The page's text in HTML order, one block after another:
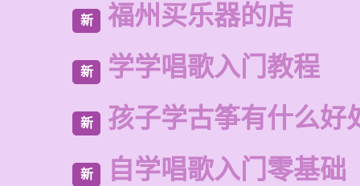
新 福州买乐器的店
新 学学唱歌入门教程
新 孩子学古筝有什么好
新 自学唱歌入门零基础